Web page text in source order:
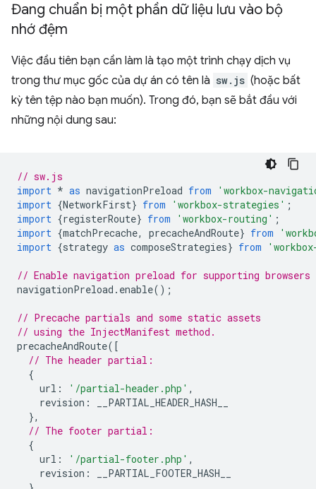
Đang chuẩn bị một phần dữ liệu lưu vào bộ
nhớ đệm
Việc đầu tiên bạn cần làm là tạo một trình chạy dịch vụ
trong thư mục gốc của dự án có tên là sw.js (hoặc bất
kỳ tên tệp nào bạn muốn). Trong đó, bạn sẽ bắt đầu với
những nội dung sau:
// sw.js
import * as navigationPreload from
'workbox-
import {NetworkFirst} from 'workbox-strategies' ;
import {registerRoute} from 'workbox-routing' ;
import {matchPrecache, precacheAndRoute} from
import {strategy as composeStrategies} from
// Enable navigation preload for supporting browsers
navigationPreload . enable();
// Precache partials and some static assets
// using the InjectManifest method.
precacheAndRoute([
// The header partial:
{
url : '/partial-header.php' ,
revision :
__PARTIAL_HEADER_HASH__
},
// The footer partial:
{
url : '/partial-footer.php' ,
revision :
__PARTIAL_FOOTER_HASH__